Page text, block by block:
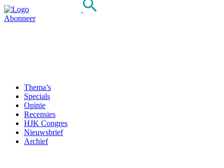
Abonneer
Thema’s
Specials
Opinie
Recensies
HJK Congres
Nieuwsbrief
Archief